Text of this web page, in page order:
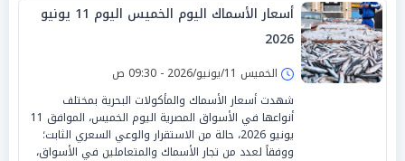
أسعار الأسماك اليوم الخميس اليوم 11 يونيو
2026
الخميس 11/يونيو/2026 - 09:30 ص
شهدت أسعار الأسماك والمأكولات البحرية بمختلف
أنواعها في الأسواق المصرية اليوم الخميس، الموافق 11
يونيو 2026، حالة من الاستقرار والوعي السعري الثابت؛
ووفقاً لعدد من تجار الأسماك والمتعاملين في الأسواق،